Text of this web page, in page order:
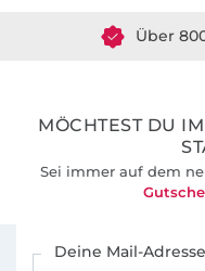
MÖCHTEST DU
Sei immer auf dem
Deine Mail-Adresse